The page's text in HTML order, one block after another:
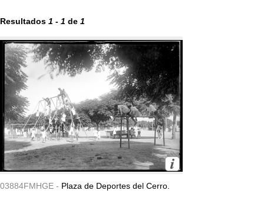
Resultados 1 - 1 de 1
03884FMHGE - Plaza de Deportes del Cerro.